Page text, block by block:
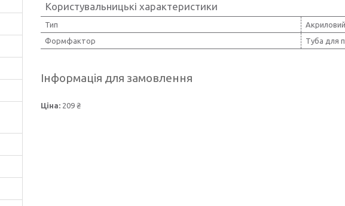
Користувальницькі характеристики
Тип
Акриловий
Формфактор
Туба для
Інформація для замовлення
Ціна: 209 ₴